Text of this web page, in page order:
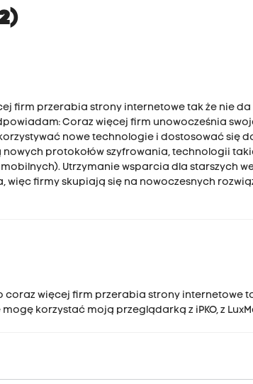
firm przerabia strony internetowe tak że nie da
Coraz więcej firm unowocześnia
nowe technologie i dostosować się
protokołów szyfrowania, technologii
Utrzymanie wsparcia dla starszych
więc firmy skupiają się na nowoczesnych
coraz więcej firm przerabia strony internetowe
korzystać moją przeglądarką z iPKO, z